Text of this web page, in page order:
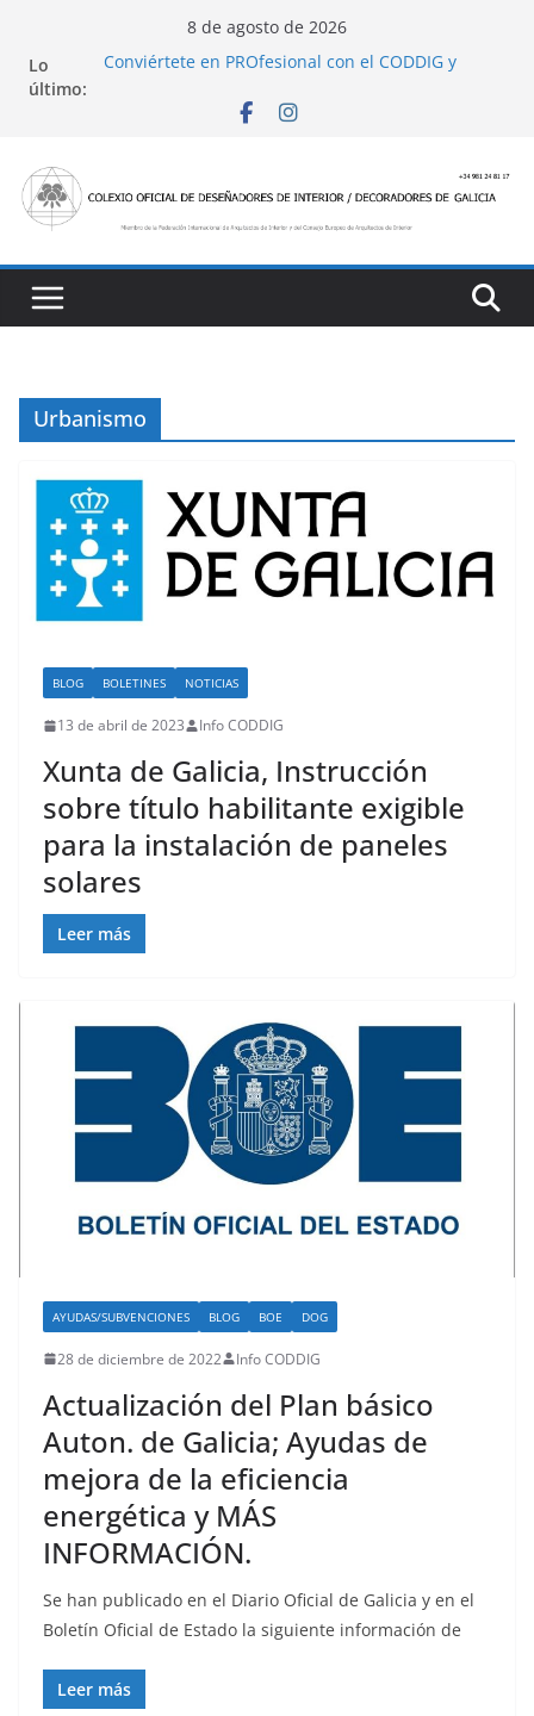
contenido
8 de agosto de 2026
Lo
último:
Conviértete en PROfesional con el CODDIG y
Ayudas para mejoras de establecimientos
San Marcial 2025
Urbanismo
BLOG BOLETINES NOTICIAS
13 de abril de 2023 Info CODDIG
Xunta de Galicia, Instrucción
sobre título habilitante exigible
para la instalación de paneles
solares
Leer más
AYUDAS/SUBVENCIONES BLOG BOE DOG
28 de diciembre de 2022 Info CODDIG
Actualización del Plan básico
Auton. de Galicia; Ayudas de
mejora de la eficiencia
energética y MÁS
INFORMACIÓN.
Se han publicado en el Diario Oficial de Galicia y en el
Boletín Oficial de Estado la siguiente información de
Leer más